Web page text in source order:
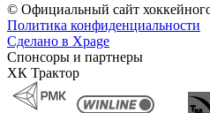
© Официальный сайт
Политика конфиденциальности
Сделано в Xpage
Спонсоры и партнеры
ХК Трактор